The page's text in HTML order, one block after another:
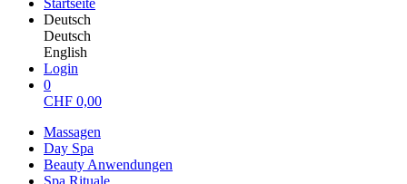
Startseite
Deutsch
Deutsch
English
Login
0
CHF 0,00
Massagen
Day Spa
Beauty Anwendungen
Spa Rituale